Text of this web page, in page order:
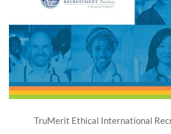
TruMerit Ethical International